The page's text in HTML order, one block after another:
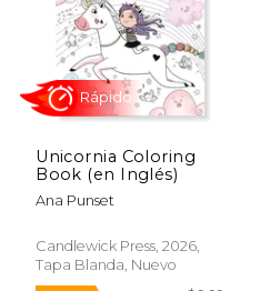
dcto. $ 5.94
Rápido
Unicornia Coloring
Book (en Inglés)
Ana Punset
Candlewick Press, 2026,
Tapa Blanda, Nuevo